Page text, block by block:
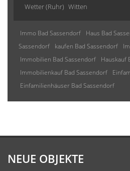
Wetter (Ruhr) Witten
Immo Bad Sassendorf Haus Bad
Sassendorf
kaufen Bad Sassendorf
Immobilien Bad Sassendorf
Hauskauf
Immobilienkauf Bad Sassendorf
Einfamilienhäuser Bad Sassendorf
NEUE OBJEKTE